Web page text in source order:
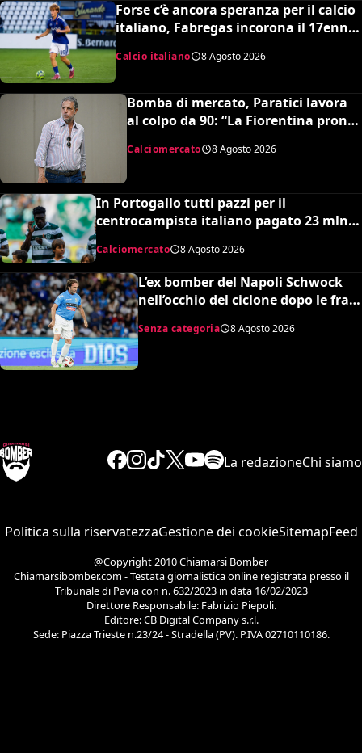
Forse c’è ancora speranza per il calcio
italiano, Fabregas incorona il 17enne
Busquets”
Calcio italiano 8 Agosto 2026
Bomba di mercato, Paratici lavora
al colpo da 90: “La Fiorentina pronta
Calciomercato 8 Agosto 2026
In Portogallo tutti pazzi per il
centrocampista italiano pagato 23 mln
ma snobbato dalla Nazionale maggiore e
dalla Serie A: lo strano caso di Issa
Doumbia
Calciomercato 8 Agosto 2026
L’ex bomber del Napoli Schwock
nell’occhio del ciclone dopo le frasi
shock su Mario Roggero
Senza categoria 8 Agosto 2026
La redazioneChi siamo
Politica sulla riservatezzaGestione dei cookieSitemapFeed
@Copyright 2010 Chiamarsi Bomber
Chiamarsibomber.com - Testata giornalistica online registrata presso il
Tribunale di Pavia con n. 632/2023 in data 16/02/2023
Direttore Responsabile: Fabrizio Piepoli.
Editore: CB Digital Company s.r.l.
Sede: Piazza Trieste n.23/24 - Stradella (PV). P.IVA 02710110186.